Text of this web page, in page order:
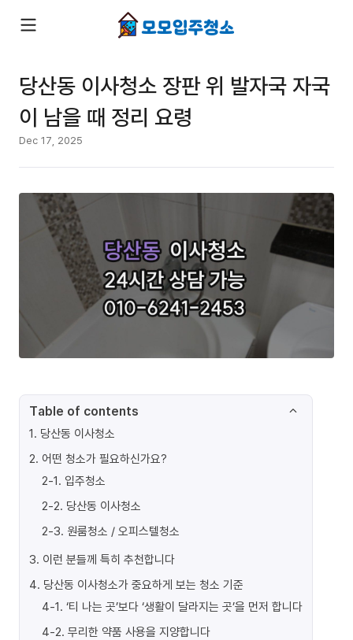
당산동 이사청소 장판 위 발자국 자국
이 남을 때 정리 요령
Dec 17, 2025
Table of contents
1. 당산동 이사청소
2. 어떤 청소가 필요하신가요?
2-1. 입주청소
2-2. 당산동 이사청소
2-3. 원룸청소 / 오피스텔청소
3. 이런 분들께 특히 추천합니다
4. 당산동 이사청소가 중요하게 보는 청소 기준
4-1. ‘티 나는 곳’보다 ‘생활이 달라지는 곳’을 먼저 합니다
4-2. 무리한 약품 사용을 지양합니다